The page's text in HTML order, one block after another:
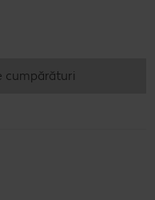
cumpărături